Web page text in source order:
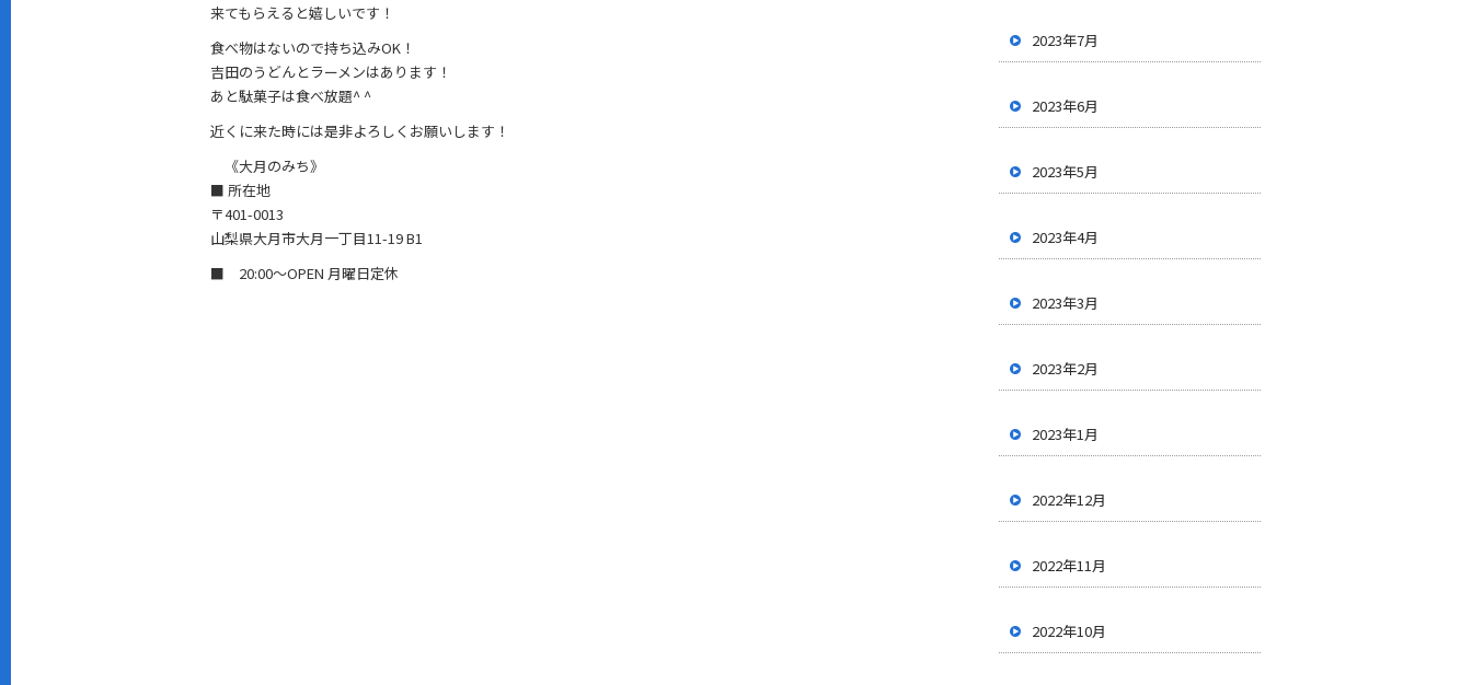
来てもらえると嬉しいです！
食べ物はないので持ち込みOK！
吉田のうどんとラーメンはあります！
あと駄菓子は食べ放題^ ^
近くに来た時には是非よろしくお願いします！
《大月のみち》
■ 所在地
〒401-0013
山梨県大月市大月一丁目11-19 B1
■ 20:00〜OPEN 月曜日定休
2023年7月
2023年6月
2023年5月
2023年4月
2023年3月
2023年2月
2023年1月
2022年12月
2022年11月
2022年10月